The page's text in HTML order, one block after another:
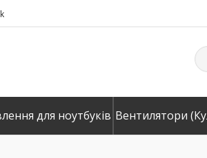
для ноутбуків Вентилятори